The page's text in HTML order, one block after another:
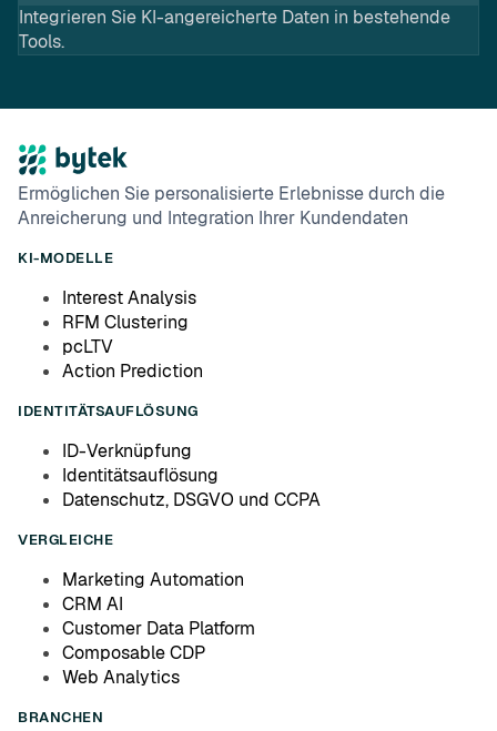
Integrieren Sie KI-angereicherte Daten in bestehende
Tools.
Ermöglichen Sie personalisierte Erlebnisse durch die
Anreicherung und Integration Ihrer Kundendaten
KI-MODELLE
Interest Analysis
RFM Clustering
pcLTV
Action Prediction
IDENTITÄTSAUFLÖSUNG
ID-Verknüpfung
Identitätsauflösung
Datenschutz, DSGVO und CCPA
VERGLEICHE
Marketing Automation
CRM AI
Customer Data Platform
Composable CDP
Web Analytics
BRANCHEN